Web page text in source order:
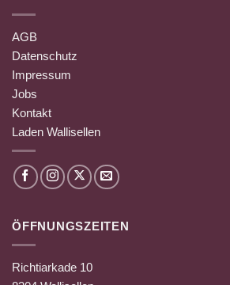
AGB
Datenschutz
Impressum
Jobs
Kontakt
Laden Wallisellen
ÖFFNUNGSZEITEN
Richtiarkade 10